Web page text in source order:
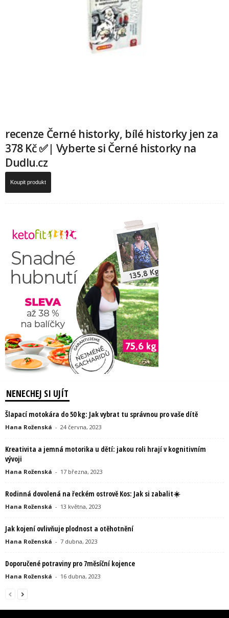
recenze Černé historky, bílé historky jen za
378 Kč ✅| Vyberte si Černé historky na
Dudlu.cz
Koupit produkt
NENECHEJ SI UJÍT
Šlapací motokára do 50 kg: Jak vybrat tu správnou pro vaše dítě
Hana Roženská - 24 června, 2023
Kreativita a jemná motorika u dětí: jakou roli hrají v kognitivním
vývoji
Hana Roženská - 17 března, 2023
Rodinná dovolená na řeckém ostrově Kos: Jak si zabalit☀️
Hana Roženská - 13 května, 2023
Jak kojení ovlivňuje plodnost a otěhotnění
Hana Roženská - 7 dubna, 2023
Doporučené potraviny pro 7měsíční kojence
Hana Roženská - 16 dubna, 2023